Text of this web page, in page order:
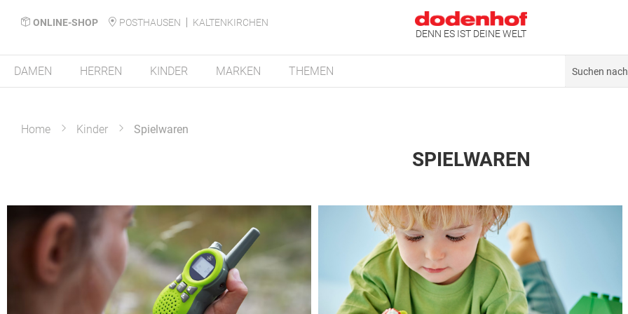
ONLINE-SHOP POSTHAUSEN
KALTENKIRCHEN
DENN ES IST DEINE WELT
DAMEN HERREN KINDER MARKEN THEMEN
Home Kinder Spielwaren
SPIELWAREN